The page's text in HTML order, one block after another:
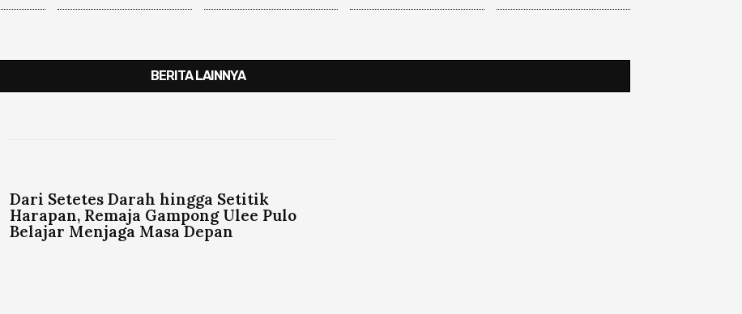
BERITA LAINNYA
Dari Setetes Darah hingga Setitik
Harapan, Remaja Gampong Ulee Pulo
Belajar Menjaga Masa Depan